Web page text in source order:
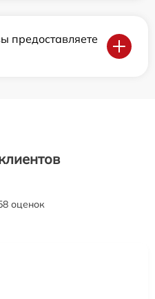
предоставляете
оценок